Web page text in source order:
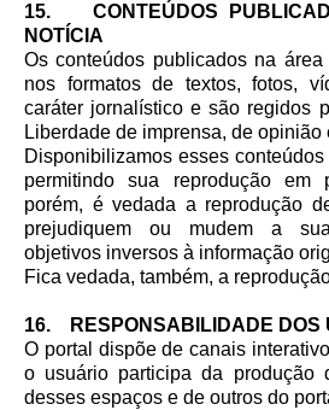
15. CONTEÚDOS
NOTÍCIA
Os conteúdos publicados na
nos formatos de textos, fotos,
caráter jornalístico e são regidos
Liberdade de imprensa, de opinião
Disponibilizamos esses
permitindo sua reprodução em
porém, é vedada a reprodução
prejudiquem ou mudem a
objetivos inversos à informação
Fica vedada, também, a
16. RESPONSABILIDADE DOS
O portal dispõe de canais
o usuário participa da produção
desses espaços e de outros do